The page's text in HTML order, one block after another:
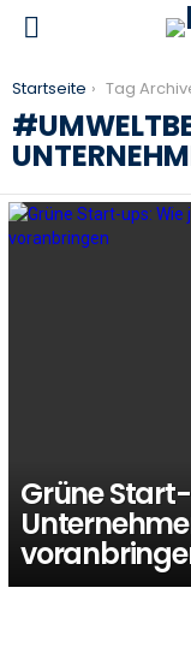
You are here:
Startseite Tag Archives: Umweltbewusstes
LATEST
Grüne